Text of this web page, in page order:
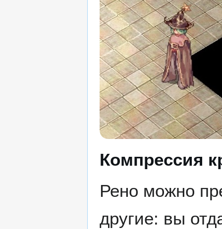
Компрессия
Рено можно
другие: вы